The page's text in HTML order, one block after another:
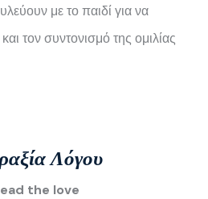
με το παιδί για να
τον συντονισμό της ομιλίας
Λόγου
the love